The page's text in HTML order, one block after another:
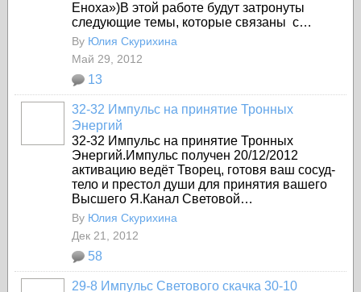
Еноха»)В этой работе будут затронуты
следующие темы, которые связаны с…
By Юлия Скурихина
Май 29, 2012
13
32-32 Импульс на принятие Тронных
Энергий
32-32 Импульс на принятие Тронных
Энергий.Импульс получен 20/12/2012
активацию ведёт Творец, готовя ваш сосуд-
тело и престол души для принятия вашего
Высшего Я.Канал Световой…
By Юлия Скурихина
Дек 21, 2012
58
29-8 Импульс Светового скачка 30-10